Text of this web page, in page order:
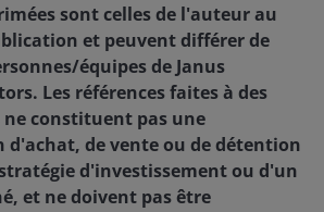
sont celles de l'auteur au
et peuvent différer de
équipes de Janus
Les références faites à des
constituent pas une
de vente ou de détention
d'investissement ou d'un
et ne doivent pas être